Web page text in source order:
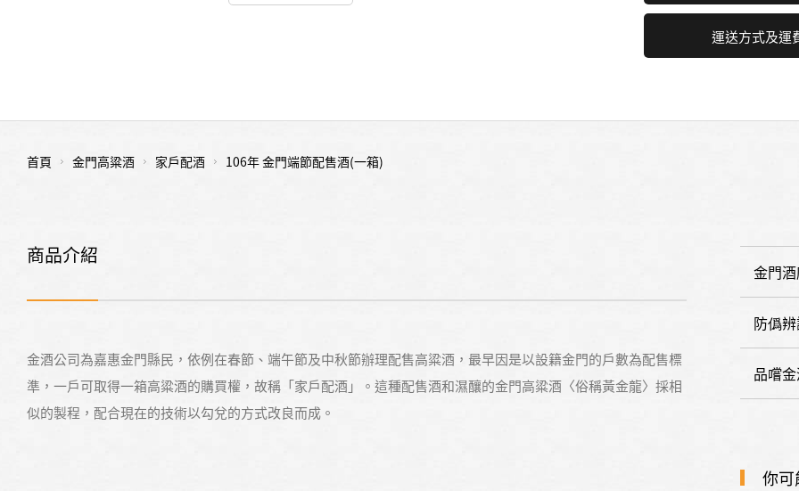
運送方式及運
首頁 金門高粱酒 家戶配酒 106年 金門端節配售酒(一箱)
商品介紹
金酒公司為嘉惠金門縣民，依例在春節、端午節及中秋節辦理配售高粱酒，最早因是以設籍金門的戶數為配售標
準，一戶可取得一箱高粱酒的購買權，故稱「家戶配酒」。這種配售酒和濕釀的金門高粱酒〈俗稱黃金龍〉採相
似的製程，配合現在的技術以勾兌的方式改良而成。
金門
防僞
品嚐
你